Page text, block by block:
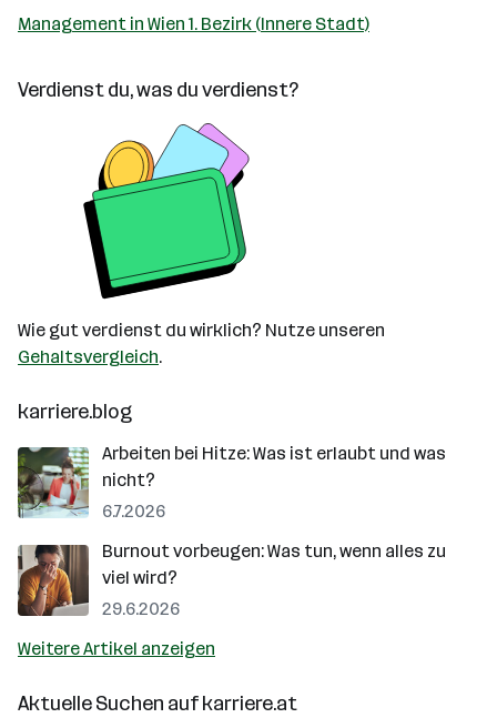
Management in Wien 1. Bezirk (Innere Stadt)
Verdienst du, was du verdienst?
Wie gut verdienst du wirklich? Nutze unseren
Gehaltsvergleich.
karriere.blog
Arbeiten bei Hitze: Was ist erlaubt und was
nicht?
6.7.2026
Burnout vorbeugen: Was tun, wenn alles zu
viel wird?
29.6.2026
Weitere Artikel anzeigen
Aktuelle Suchen aufkarriere.at